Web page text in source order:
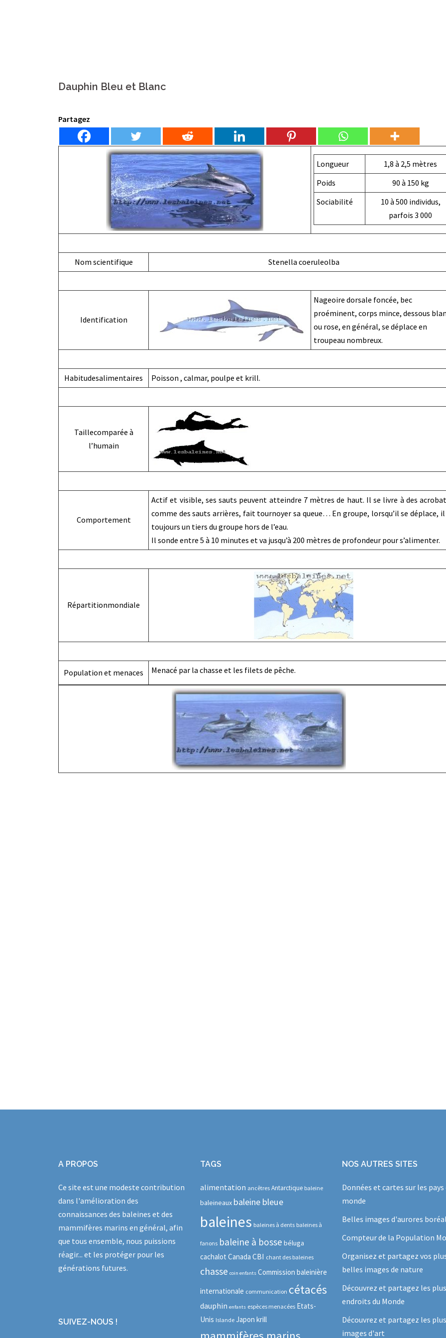
Dauphin Bleu et Blanc
Partagez
Longueur
1,8 à 2,5 mètres
Poids
90 à 150 kg
Sociabilité
10 à 500 individus,
parfois 3 000
Nom scientifique Stenella coeruleolba
Identification
Nageoire dorsale foncée, bec
proéminent, corps mince, dessous
ou rose, en général, se déplace en
troupeau nombreux.
Habitudesalimentaires Poisson , calmar, poulpe et krill.
Taillecomparée à
l’humain
Comportement
Actif et visible, ses sauts peuvent atteindre 7 mètres de haut. Il se livre à des
comme des sauts arrières, fait tournoyer sa queue… En groupe, lorsqu’il se déplace, il
toujours un tiers du groupe hors de l’eau.
Il sonde entre 5 à 10 minutes et va jusqu’à 200 mètres de profondeur pour s’alimenter.
Répartitionmondiale
Population et menaces Menacé par la chasse et les filets de pêche.
A PROPOS
Ce site est une modeste contribution
dans l'amélioration des
connaissances des baleines et des
mammifères marins en général, afin
que tous ensemble, nous puissions
réagir... et les protéger pour les
générations futures.
SUIVEZ-NOUS !
TAGS
alimentation ancêtres Antarctique baleine
baleineaux baleine bleue
baleines baleines à dents baleines à
fanons baleine à bosse béluga
cachalot Canada CBI chant des baleines
chasse coin enfants Commission baleinière
internationale communication cétacés
dauphin enfants espèces menacées Etats-
Unis Islande Japon krill
NOS AUTRES SITES
Données et cartes sur les pays
monde
Belles images d'aurores
Compteur de la Population
Organisez et partagez vos
belles images de nature
Découvrez et partagez les
endroits du Monde
Découvrez et partagez les
images d'art